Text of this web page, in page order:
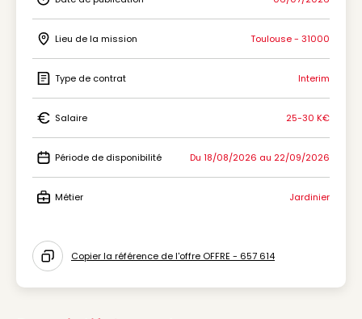
Icon Date de publication
Icon Lieu de la mission
Lieu de la mission Toulouse - 31000
Icon Type de contrat
Type de contrat Interim
Icon Salaire
Salaire 25-30 K€
Icon Période de disponibilité
Période de disponibilité Du 18/08/2026 au 22/09/2026
Métier Jardinier
Icon copy to clipboard
Copier la référence de l'offre OFFRE - 657 614